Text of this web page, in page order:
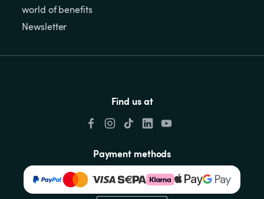
world of benefits
Newsletter
Find us at
Payment methods